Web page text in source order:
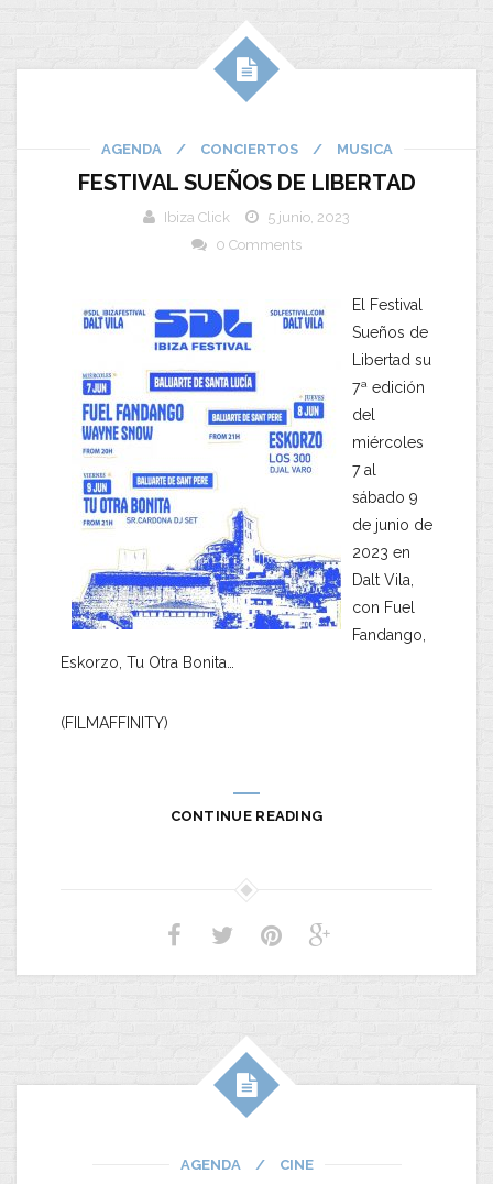
AGENDA / CONCIERTOS / MUSICA
FESTIVAL SUEÑOS DE LIBERTAD
Ibiza Click
5 junio, 2023
0 Comments
El Festival
Sueños de
Libertad su
7ª edición
del
miércoles
7 al
sábado 9
de junio de
2023 en
Dalt Vila,
con Fuel
Fandango,
Eskorzo, Tu Otra Bonita…
(FILMAFFINITY)
CONTINUE READING
AGENDA / CINE